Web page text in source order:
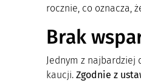
rocznie, co oznacza,
Brak
Jednym z najbardziej
kaucji. Zgodnie z